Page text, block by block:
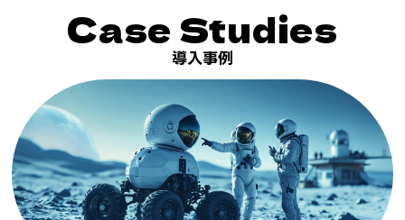
Case Studies
導入事例